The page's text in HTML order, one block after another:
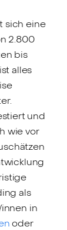
sich eine
2.800
bis
alles
und
wie vor
als
in
oder